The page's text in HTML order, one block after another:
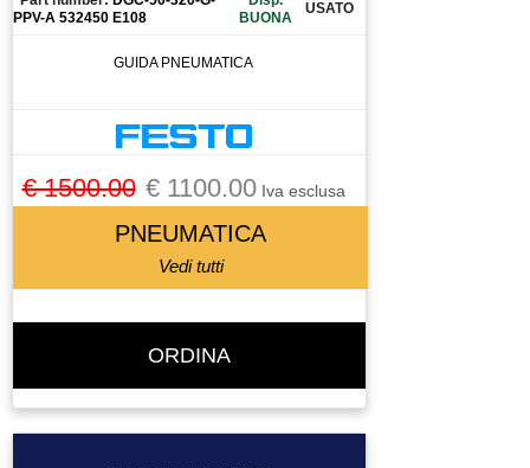
PPV-A 532450 E108
BUONA
USATO
GUIDA PNEUMATICA
€ 1500.00 € 1100.00Iva esclusa
PNEUMATICA
Vedi tutti
ORDINA